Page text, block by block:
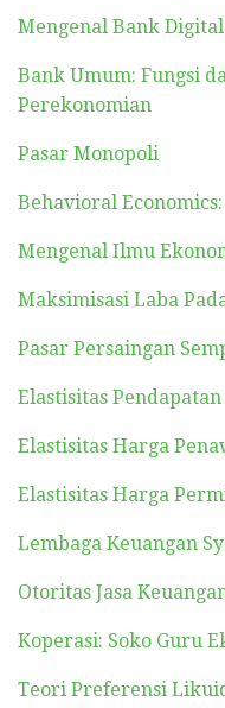
Mengenal Bank Digital
Bank Umum: Fungsi
Perekonomian
Pasar Monopoli
Behavioral
Mengenal Ilmu
Maksimisasi Laba
Pasar Persaingan
Elastisitas
Elastisitas Harga
Elastisitas Harga
Lembaga Keuangan
Otoritas Jasa
Koperasi: Soko Guru
Teori Preferensi